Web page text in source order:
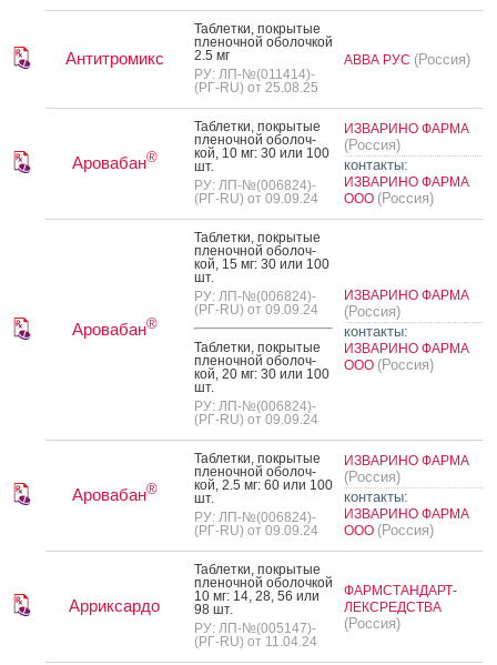
Антитромикс
Таб­летки, пок­ры­тые
пле­ноч­ной обо­лоч­кой
2.5 мг
РУ: ЛП-№(011414)-
(РГ-RU) от 25.08.25
АВВА РУС (Россия)
Аровабан®
Таб­летки, пок­ры­тые
пле­ноч­ной обо­лоч­
кой, 10 мг: 30 или 100
шт.
РУ: ЛП-№(006824)-
(РГ-RU) от 09.09.24
ИЗВАРИНО ФАРМА
(Россия)
контакты:
ИЗВАРИНО ФАРМА
ООО (Россия)
Аровабан®
Таб­летки, пок­ры­тые
пле­ноч­ной обо­лоч­
кой, 15 мг: 30 или 100
шт.
РУ: ЛП-№(006824)-
(РГ-RU) от 09.09.24
Таб­летки, пок­ры­тые
пле­ноч­ной обо­лоч­
кой, 20 мг: 30 или 100
шт.
РУ: ЛП-№(006824)-
(РГ-RU) от 09.09.24
ИЗВАРИНО ФАРМА
(Россия)
контакты:
ИЗВАРИНО ФАРМА
ООО (Россия)
Аровабан®
Таб­летки, пок­ры­тые
пле­ноч­ной обо­лоч­
кой, 2.5 мг: 60 или 100
шт.
РУ: ЛП-№(006824)-
(РГ-RU) от 09.09.24
ИЗВАРИНО ФАРМА
(Россия)
контакты:
ИЗВАРИНО ФАРМА
ООО (Россия)
Арриксардо
Таб­летки, пок­ры­тые
пле­ноч­ной обо­лоч­кой
10 мг: 14, 28, 56 или
98 шт.
РУ: ЛП-№(005147)-
(РГ-RU) от 11.04.24
ФАРМСТАНДАРТ-
ЛЕКСРЕДСТВА
(Россия)